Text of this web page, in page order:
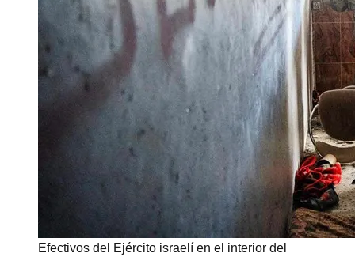
Efectivos del Ejército israelí en el interior del